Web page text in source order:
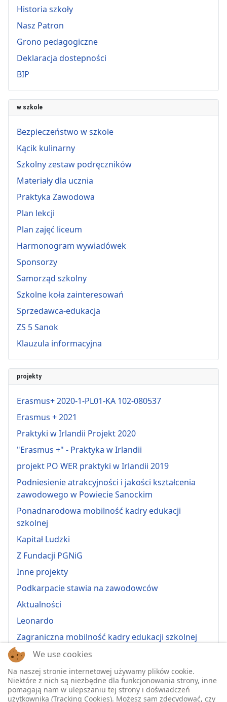
Historia szkoły
Nasz Patron
Grono pedagogiczne
Deklaracja dostepności
BIP
w szkole
Bezpieczeństwo w szkole
Kącik kulinarny
Szkolny zestaw podręczników
Materiały dla ucznia
Praktyka Zawodowa
Plan lekcji
Plan zajęć liceum
Harmonogram wywiadówek
Sponsorzy
Samorząd szkolny
Szkolne koła zainteresowań
Sprzedawca-edukacja
ZS 5 Sanok
Klauzula informacyjna
projekty
Erasmus+ 2020-1-PL01-KA 102-080537
Erasmus + 2021
Praktyki w Irlandii Projekt 2020
"Erasmus +" - Praktyka w Irlandii
projekt PO WER praktyki w Irlandii 2019
Podniesienie atrakcyjności i jakości kształcenia
zawodowego w Powiecie Sanockim
Ponadnarodowa mobilność kadry edukacji
szkolnej
Kapitał Ludzki
Z Fundacji PGNiG
Inne projekty
Podkarpacie stawia na zawodowców
Aktualności
Leonardo
Zagraniczna mobilność kadry edukacji szkolnej
Erasmus+ 2022-1-PL01-KA121-VET-000064815
Erasmus + 2022-1-PL01-KA121-SCH-000064635
Erasmus + 2023-1-PL01-KA121-SCH-000135484
We use cookies
Na naszej stronie internetowej używamy plików cookie.
Niektóre z nich są niezbędne dla funkcjonowania strony, inne
pomagają nam w ulepszaniu tej strony i doświadczeń
użytkownika (Tracking Cookies). Możesz sam zdecydować, czy